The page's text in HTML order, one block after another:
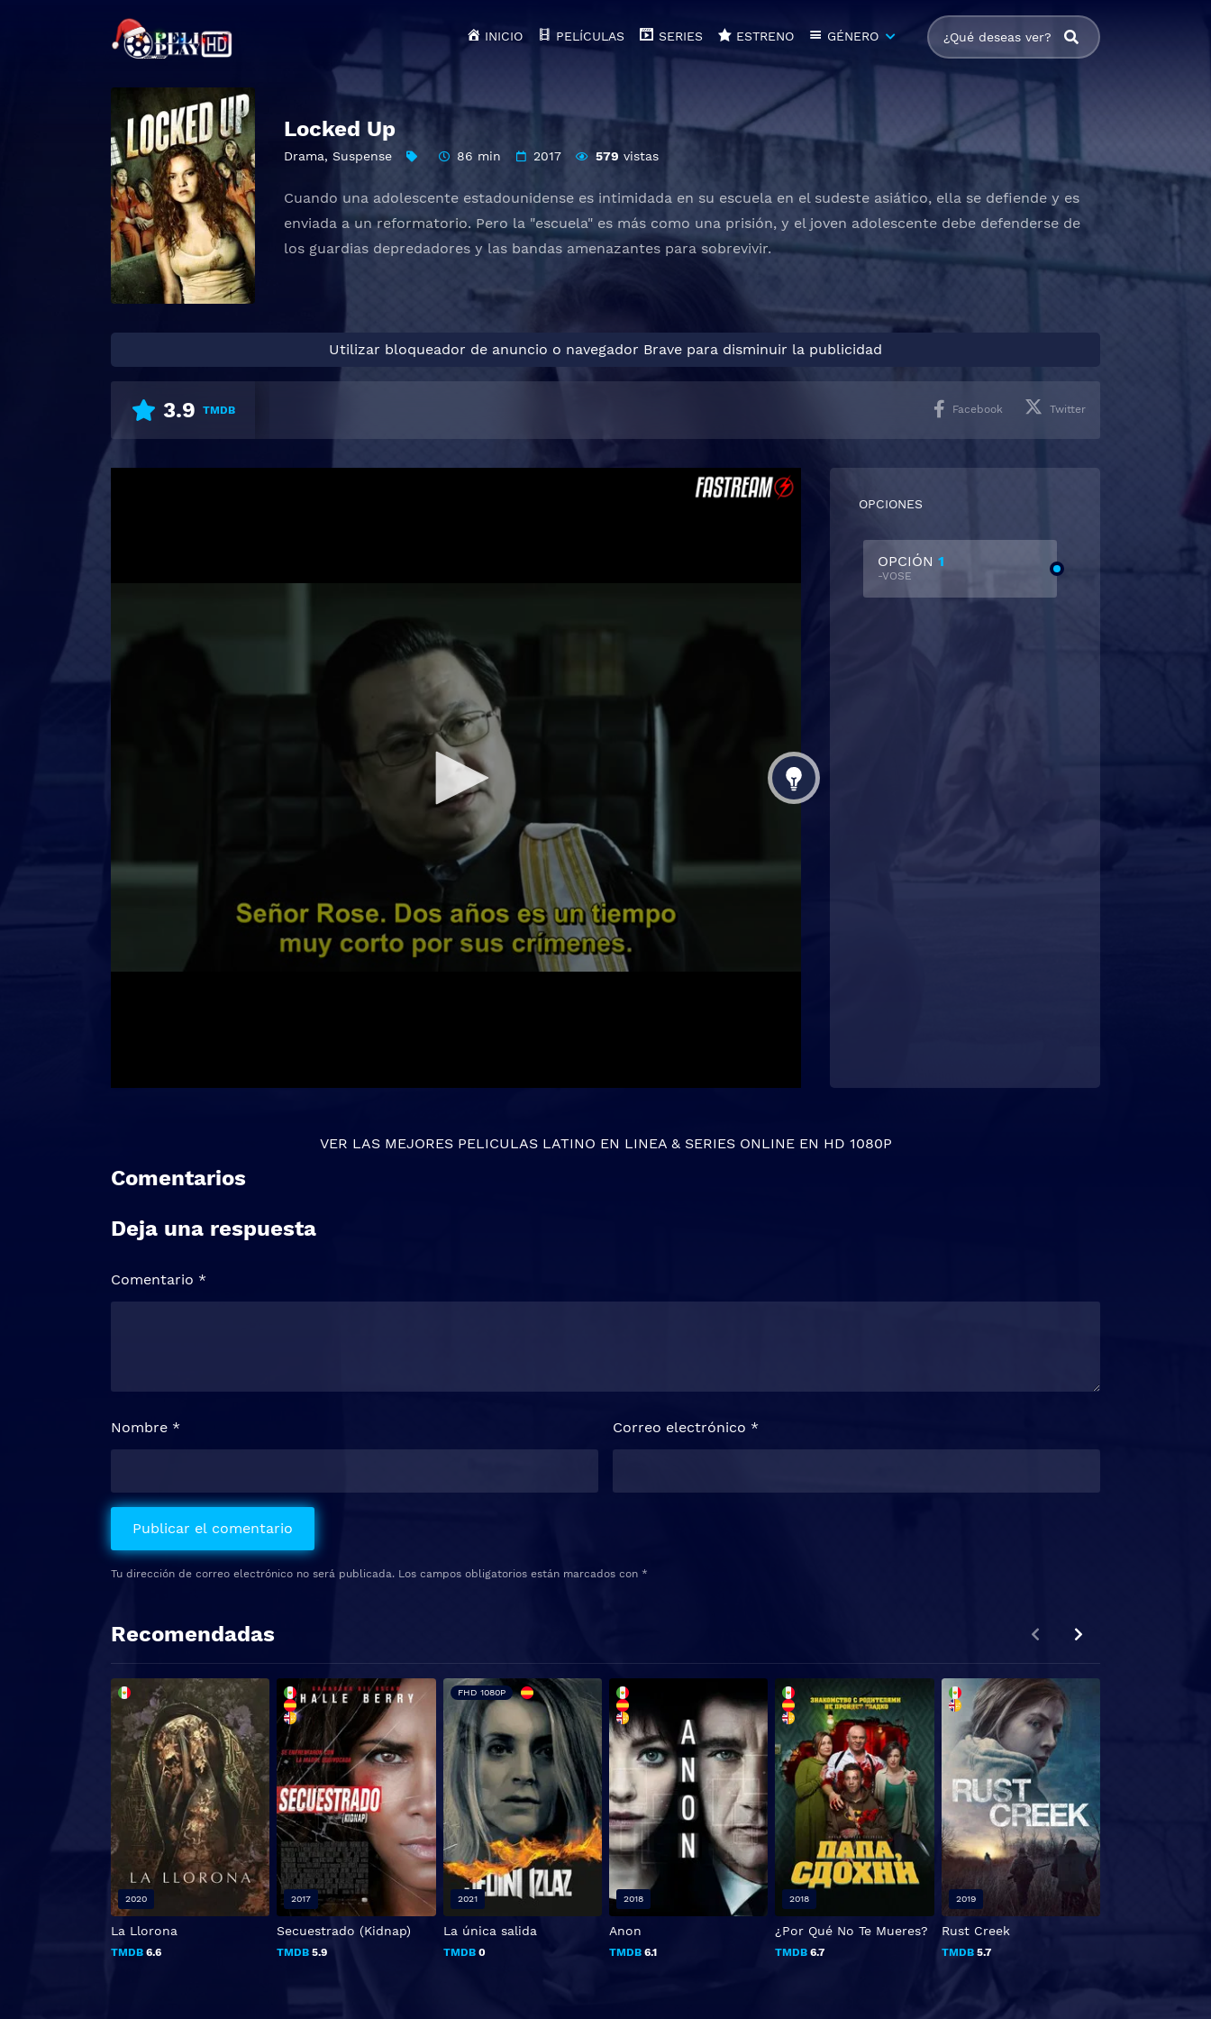
INICIO PELÍCULAS SERIES ESTRENO GÉNERO
Locked Up
Drama, Suspense 86 min 2017 579 vistas
Cuando una adolescente estadounidense es intimidada en su escuela en el sudeste asiático, ella se defiende y es
enviada a un reformatorio. Pero la "escuela" es más como una prisión, y el joven adolescente debe defenderse de
los guardias depredadores y las bandas amenazantes para sobrevivir.
Utilizar bloqueador de anuncio o navegador Brave para disminuir la publicidad
3.9 TMDB Facebook Twitter
OPCIONES
OPCIÓN 1
-VOSE
VER LAS MEJORES PELICULAS LATINO EN LINEA& SERIES ONLINEEN HD 1080P
Comentarios
Deja una respuesta
Tu dirección de correo electrónico no será publicada. Los campos obligatorios están marcados con *
Comentario *
Nombre * Correo electrónico *
Recomendadas
La Llorona
TMDB 6.6
2020
Secuestrado (Kidnap)
TMDB 5.9
2017
La única salida
TMDB0
FHD 1080P
2021
Anon
TMDB6.1
2018
¿Por Qué No Te Mueres?
TMDB 6.7
2018
Rust Creek
TMDB5.7
2019